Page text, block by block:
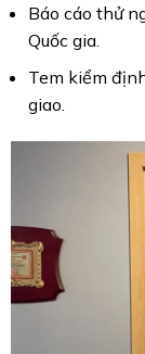
Báo cáo thử
Quốc gia.
Tem kiểm
giao.